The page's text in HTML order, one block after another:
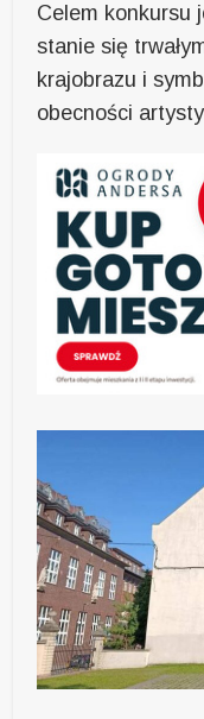
Celem konkursu
stanie się
krajobrazu i
obecności